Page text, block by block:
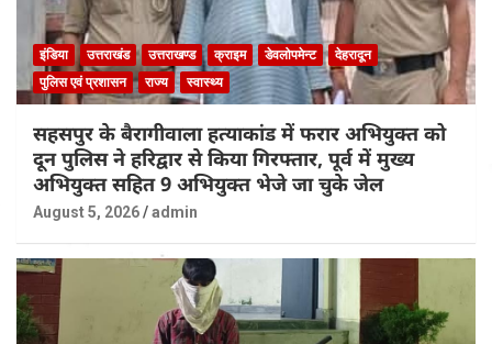
इंडिया उत्तराखंड उत्तराखण्ड क्राइम डेवलोपमेन्ट
देहरादून
पुलिस एवं प्रशासन
राज्य स्वास्थ्य
सहसपुर के बैरागीवाला हत्याकांड में फरार अभियुक्त को
दून पुलिस ने हरिद्वार से किया गिरफ्तार, पूर्व में मुख्य
अभियुक्त सहित 9 अभियुक्त भेजे जा चुके जेल
August 5, 2026 admin